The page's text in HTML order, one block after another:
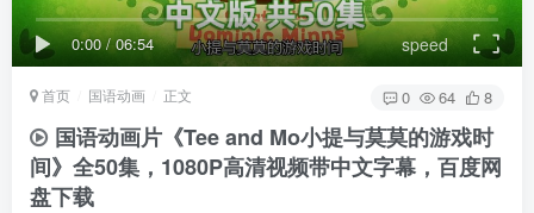
0:00/06:54 speed
首页 国语动画 正文 0 64 8
国语动画片《Tee and Mo小提与莫莫的游戏时
间》全50集，1080P高清视频带中文字幕，百度网
盘下载